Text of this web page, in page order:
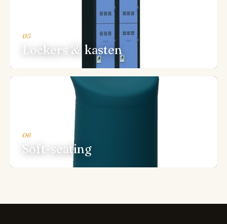
05
Lockers & kasten
06
Soft-seating